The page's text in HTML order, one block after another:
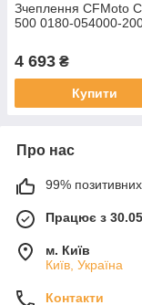
Зчеплення CFMoto
500 0180-054000-
4 693 ₴
Купити
Про нас
99% позитивних
Працює з
м. Київ
Київ, Україна
Контакти